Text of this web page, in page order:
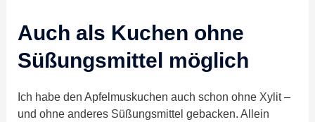
Auch als Kuchen ohne
Süßungsmittel möglich
Ich habe den Apfelmuskuchen auch schon ohne Xylit –
und ohne anderes Süßungsmittel gebacken. Allein